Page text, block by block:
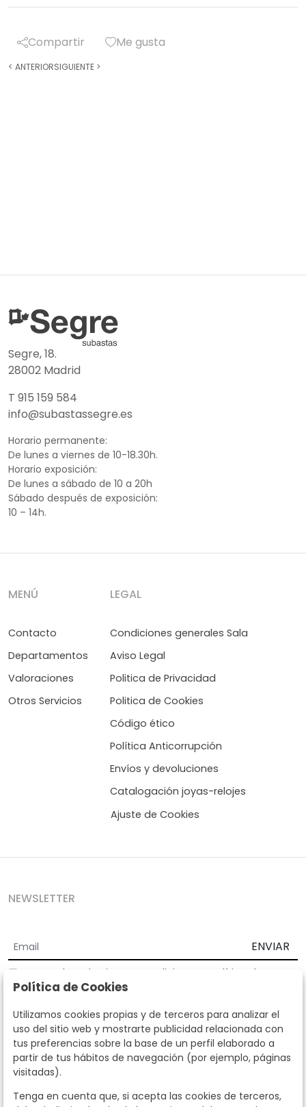
Compartir Me gusta
< ANTERIORSIGUIENTE >
Segre, 18.
28002 Madrid
T 915 159 584
info@subastassegre.es
Horario permanente:
De lunes a viernes de 10-18.30h.
Horario exposición:
De lunes a sábado de 10 a 20h
Sábado después de exposición:
10 – 14h.
MENÚ
Contacto
Departamentos
Valoraciones
Otros Servicios
LEGAL
Condiciones generales Sala
Aviso Legal
Politica de Privacidad
Politica de Cookies
Código ético
Política Anticorrupción
Envíos y devoluciones
Catalogación joyas-relojes
Ajuste de Cookies
NEWSLETTER
ENVIAR
Acepto los Términos y Condiciones
Política de
privacidad
Según la LOPD y disposiciones de desarrollo, informamos que sus
datos personales serán tratados por parte de Subastas Segre con la
finalidad de gestionar la relación comercial. Puede ejercitar los
derechos de acceso, rectificación, cancelación, oposición y demás
derechos en los términos establecidos en la normativa vigente
dirigiéndote a nosotros. Asimismo, nos puede solicitar el envío de
llamando al teléfono 915159584 o enviando un e-mail a
Política de Cookies
Utilizamos cookies propias y de terceros para analizar el
uso del sitio web y mostrarte publicidad relacionada con
tus preferencias sobre la base de un perfil elaborado a
partir de tus hábitos de navegación (por ejemplo, páginas
visitadas).
Tenga en cuenta que, si acepta las cookies de terceros,